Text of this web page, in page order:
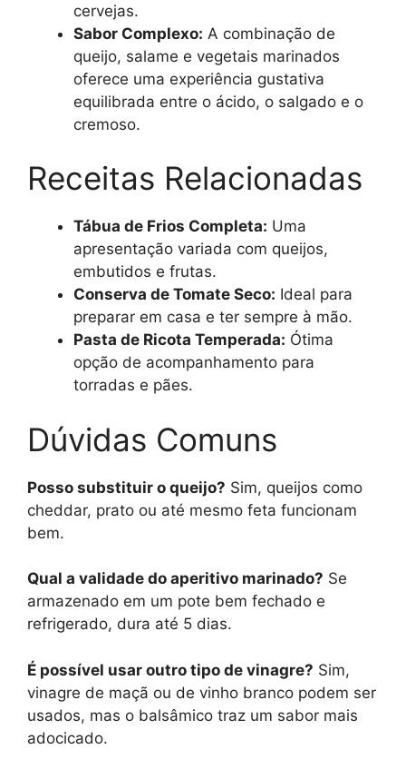
cervejas.
Sabor Complexo: A combinação de
queijo, salame e vegetais marinados
oferece uma experiência gustativa
equilibrada entre o ácido, o salgado e o
cremoso.
Receitas Relacionadas
Tábua de Frios Completa: Uma
apresentação variada com queijos,
embutidos e frutas.
Conserva de Tomate Seco: Ideal para
preparar em casa e ter sempre à mão.
Pasta de Ricota Temperada: Ótima
opção de acompanhamento para
torradas e pães.
Dúvidas Comuns
Posso substituir o queijo? Sim, queijos como
cheddar, prato ou até mesmo feta funcionam
bem.
Qual a validade do aperitivo marinado? Se
armazenado em um pote bem fechado e
refrigerado, dura até 5 dias.
É possível usar outro tipo de vinagre? Sim,
vinagre de maçã ou de vinho branco podem ser
usados, mas o balsâmico traz um sabor mais
adocicado.